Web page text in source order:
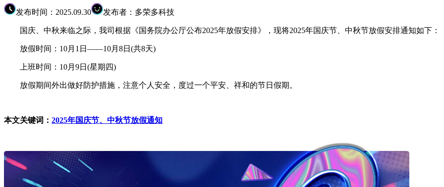
发布时间：2025.09.30 发布者：多荣多科技
国庆、中秋来临之际，我司根据《国务院办公厅公布2025年放假安排》，现将2025年国庆节、中秋节放假安排通知如下：
放假时间：10月1日——10月8日(共8天)
上班时间：10月9日(星期四)
放假期间外出做好防护措施，注意个人安全，度过一个平安、祥和的节日假期。
本文关键词： 2025年国庆节、中秋节放假通知